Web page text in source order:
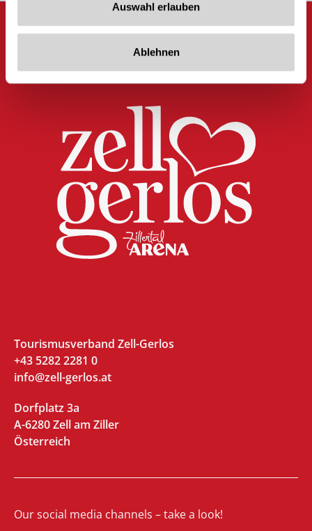
Auswahl erlauben
Ablehnen
Tourismusverband Zell-Gerlos
+43 5282 2281 0
info@zell-gerlos.at
Dorfplatz 3a
A-6280 Zell am Ziller
Österreich
Our social media channels – take a look!